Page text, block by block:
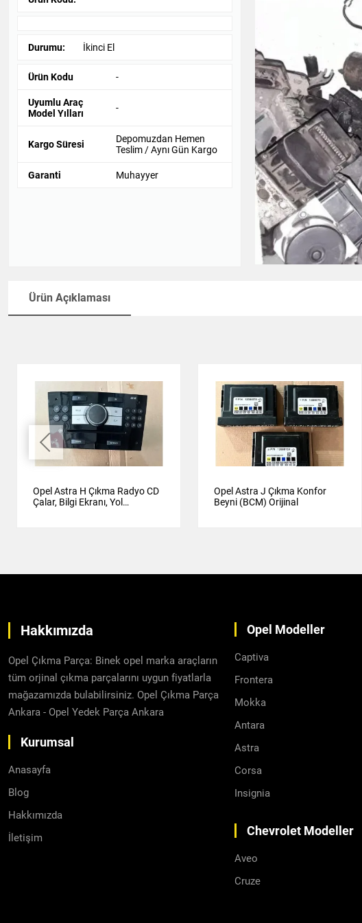
Durumu: İkinci El
Ürün Kodu -
Uyumlu Araç
Model Yılları
-
Kargo Süresi
Depomuzdan Hemen
Teslim / Aynı Gün Kargo
Garanti Muhayyer
Ürün Açıklaması
Opel Astra H Çıkma Radyo CD
Çalar, Bilgi Ekranı, Yol
Opel Astra J Çıkma Konfor
Beyni (BCM) Orijinal
Hakkımızda
Opel Çıkma Parça: Binek opel marka araçların
tüm orjinal çıkma parçalarını uygun fiyatlarla
mağazamızda bulabilirsiniz. Opel Çıkma Parça
Ankara - Opel Yedek Parça Ankara
Kurumsal
Anasayfa
Blog
Hakkımızda
İletişim
Opel Modeller
Captiva
Frontera
Mokka
Antara
Astra
Corsa
Insignia
Chevrolet Modeller
Aveo
Cruze